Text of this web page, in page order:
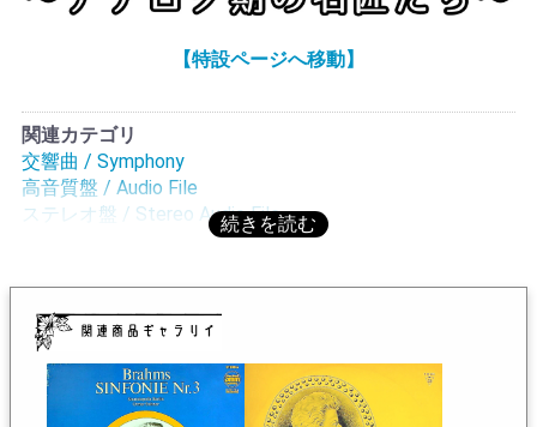
カップリングされ826 682という番号を付与された, これ
は出来ない。必ずEDが必要となる。O.スウィトナー指揮
美術的演奏群!31番K.297は1968年4月に録音され、1969
ジャケ入り)で初リリースされた。1974年に30番が録音さ
れたことで、1975年826 682(30/31番)のカップリングで
モーツェルト・エディションとして発売された。31番は
再版だが、30番はオリジナルで、全集化するためにはモ
ーツェルト・エディションが必ず必要となる。既に826
こることだが、これがアナログというものである。
O.スウィトナーの在庫一覧へ
【特設ページへ移動】
関連カテゴリ
交響曲 / Symphony
高音質盤 / Audio File
ステレオ盤 / Stereo Audio File